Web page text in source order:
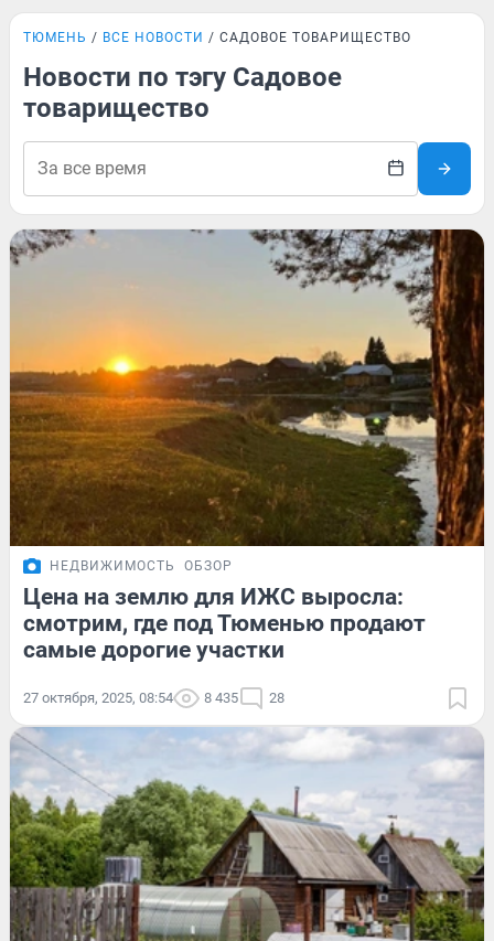
ТЮМЕНЬ ВСЕ НОВОСТИ САДОВОЕ ТОВАРИЩЕСТВО
Новости по тэгу Садовое
товарищество
НЕДВИЖИМОСТЬ ОБЗОР
Цена на землю для ИЖС выросла:
смотрим, где под Тюменью продают
самые дорогие участки
27 октября, 2025, 08:54 8 435 28